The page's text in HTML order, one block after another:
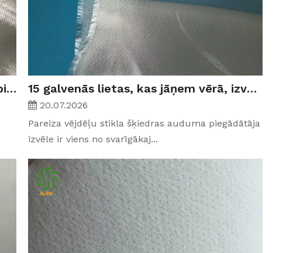
20 labākie stikla šķiedras ražotāji un piegādātāji ASV 2026. gadā 15 galvenās lietas, kas jāņem vērā, izvēloties sērfošanas dēļa stikla šķiedras auduma piegādātāju
20.07.2026
Pareiza vējdēļu stikla šķiedras auduma piegādātāja
izvēle ir viens no svarīgākaj...